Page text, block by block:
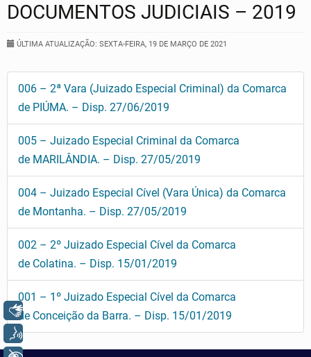
DOCUMENTOS JUDICIAIS – 2019
ÚLTIMA ATUALIZAÇÃO: SEXTA-FEIRA, 19 DE MARÇO DE 2021
006 – 2ª Vara (Juizado Especial Criminal) da Comarca
de PIÚMA. – Disp. 27/06/2019
005 – Juizado Especial Criminal da Comarca
de MARILÂNDIA. – Disp. 27/05/2019
004 – Juizado Especial Cível (Vara Única) da Comarca
de Montanha. – Disp. 27/05/2019
002 – 2º Juizado Especial Cível da Comarca
de Colatina. – Disp. 15/01/2019
001 – 1º Juizado Especial Cível da Comarca
de Conceição da Barra. – Disp. 15/01/2019
Libras
Voz